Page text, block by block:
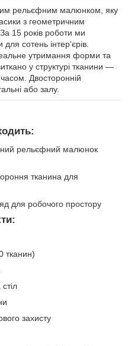
рельєфним малюнком, яку
з геометричним
За 15 років роботи ми
сотень інтер'єрів.
утримання форми та
у структурі тканини —
часом. Двосторонній
або залу.
рельєфний малюнок
тканина для
для робочого простору
тканин)
захисту